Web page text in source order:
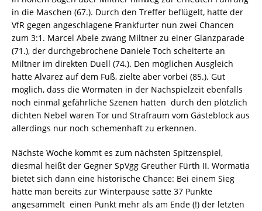
in die Maschen (67.). Durch den Treffer beflügelt, hatte der
VfR gegen angeschlagene Frankfurter nun zwei Chancen
zum 3:1. Marcel Abele zwang Miltner zu einer Glanzparade
(71.), der durchgebrochene Daniele Toch scheiterte an
Miltner im direkten Duell (74.). Den möglichen Ausgleich
hatte Alvarez auf dem Fuß, zielte aber vorbei (85.). Gut
möglich, dass die Wormaten in der Nachspielzeit ebenfalls
noch einmal gefährliche Szenen hatten  durch den plötzlich
dichten Nebel waren Tor und Strafraum vom Gästeblock aus
allerdings nur noch schemenhaft zu erkennen.
Nächste Woche kommt es zum nächsten Spitzenspiel,
diesmal heißt der Gegner SpVgg Greuther Fürth II. Wormatia
bietet sich dann eine historische Chance: Bei einem Sieg
hätte man bereits zur Winterpause satte 37 Punkte
angesammelt  einen Punkt mehr als am Ende (!) der letzten